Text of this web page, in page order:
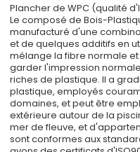
Plancher de WPC (qualité
Le composé de Bois-
manufacturé d'une
et de quelques additifs en
mélange la fibre normale
garder l'impression
riches de plastique. Il a
plastique, employés
domaines, et peut être
extérieure autour de la
mer de fleuve, et
sont conformes aux